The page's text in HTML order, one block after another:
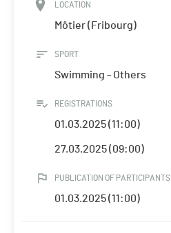
LOCATION
Môtier (Fribourg)
SPORT
Swimming - Others
REGISTRATIONS
01.03.2025 (11:00)
27.03.2025 (09:00)
PUBLICATION OF PARTICIPANTS
01.03.2025 (11:00)